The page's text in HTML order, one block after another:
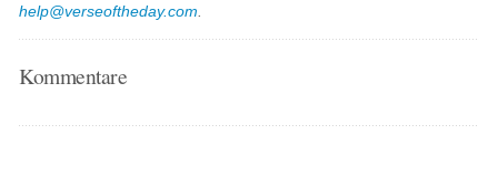
help@verseoftheday.com
Kommentare